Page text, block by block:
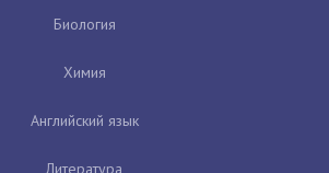
Биология
Химия
Английский язык
Литература